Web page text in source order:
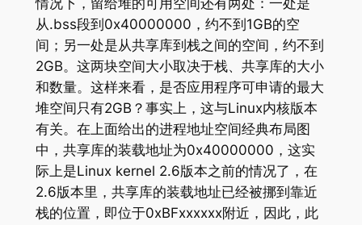
情况下，留给堆的可用空间还有两处：一处是
从.bss段到0x40000000，约不到1GB的空
间；另一处是从共享库到栈之间的空间，约不到
2GB。这两块空间大小取决于栈、共享库的大小
和数量。这样来看，是否应用程序可申请的最大
堆空间只有2GB？事实上，这与Linux内核版本
有关。在上面给出的进程地址空间经典布局图
中，共享库的装载地址为0x40000000，这实
际上是Linux kernel 2.6版本之前的情况了，在
2.6版本里，共享库的装载地址已经被挪到靠近
栈的位置，即位于0xBFxxxxxx附近，因此，此